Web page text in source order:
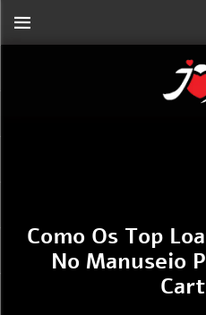
Como Os Top
No Manuseio